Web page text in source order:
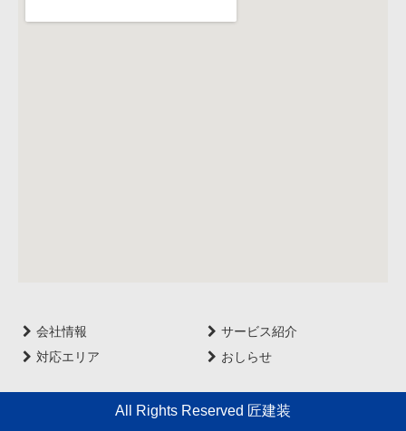
会社情報
サービス紹介
対応エリア
おしらせ
All Rights Reserved 匠建装